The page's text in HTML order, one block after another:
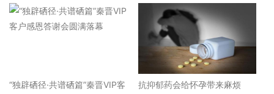
“独辟硒径·共谱硒篇”秦晋VIP客
抗抑郁药会给怀孕带来麻烦